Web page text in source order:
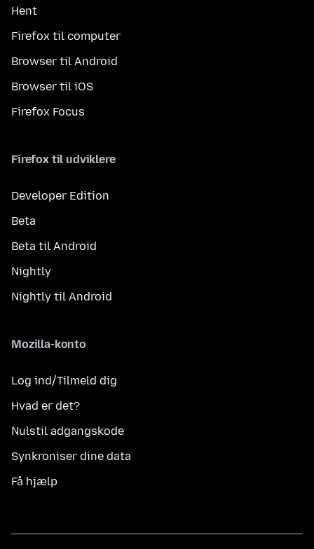
Hent
Firefox til computer
Browser til Android
Browser til iOS
Firefox Focus
Firefox til udviklere
Developer Edition
Beta
Beta til Android
Nightly
Nightly til Android
Mozilla-konto
Log ind/Tilmeld dig
Hvad er det?
Nulstil adgangskode
Synkroniser dine data
Få hjælp